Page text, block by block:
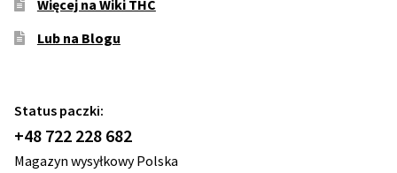
Więcej na Wiki THC
Lub na Blogu
Status paczki:
+48 722 228 682
Magazyn wysyłkowy Polska